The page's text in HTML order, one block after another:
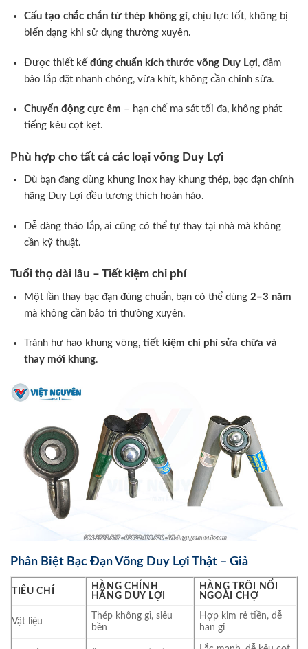
Cấu tạo chắc chắn từ thép không gỉ, chịu lực tốt, không bị
biến dạng khi sử dụng thường xuyên.
Được thiết kế đúng chuẩn kích thước võng Duy Lợi, đảm
bảo lắp đặt nhanh chóng, vừa khít, không cần chỉnh sửa.
Chuyển động cực êm – hạn chế ma sát tối đa, không phát
tiếng kêu cọt kẹt.
Phù hợp cho tất cả các loại võng Duy Lợi
Dù bạn đang dùng khung inox hay khung thép, bạc đạn chính
hãng Duy Lợi đều tương thích hoàn hảo.
Dễ dàng tháo lắp, ai cũng có thể tự thay tại nhà mà không
cần kỹ thuật.
Tuổi thọ dài lâu – Tiết kiệm chi phí
Một lần thay bạc đạn đúng chuẩn, bạn có thể dùng 2–3 năm
mà không cần bảo trì thường xuyên.
Tránh hư hao khung võng, tiết kiệm chi phí sửa chữa và
thay mới khung.
Phân Biệt Bạc Đạn Võng Duy Lợi Thật – Giả
TIÊU CHÍ
HÀNG CHÍNH
HÃNG DUY LỢI
HÀNG TRÔI NỔI
NGOÀI CHỢ
Vật liệu
Thép không gỉ, siêu
bền
Hợp kim rẻ tiền, dễ
han gỉ